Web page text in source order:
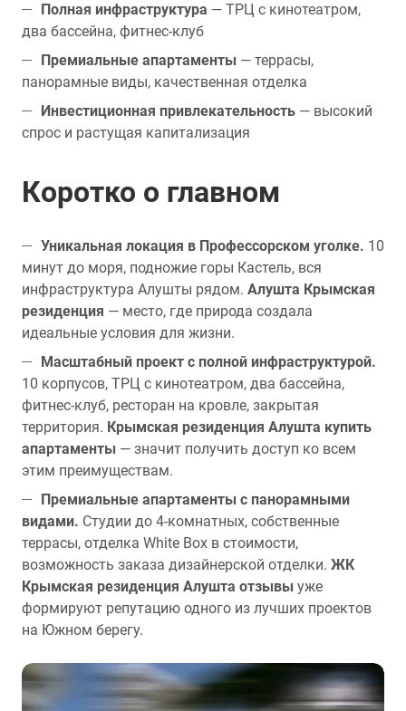
Полная инфраструктура — ТРЦ с кинотеатром,
два бассейна, фитнес-клуб
Премиальные апартаменты — террасы,
панорамные виды, качественная отделка
Инвестиционная привлекательность — высокий
спрос и растущая капитализация
Коротко о главном
Уникальная локация в Профессорском уголке. 10
минут до моря, подножие горы Кастель, вся
инфраструктура Алушты рядом. Алушта Крымская
резиденция — место, где природа создала
идеальные условия для жизни.
Масштабный проект с полной инфраструктурой.
10 корпусов, ТРЦ с кинотеатром, два бассейна,
фитнес-клуб, ресторан на кровле, закрытая
территория. Крымская резиденция Алушта купить
апартаменты — значит получить доступ ко всем
этим преимуществам.
Премиальные апартаменты с панорамными
видами. Студии до 4-комнатных, собственные
террасы, отделка White Box в стоимости,
возможность заказа дизайнерской отделки. ЖК
Крымская резиденция Алушта отзывы уже
формируют репутацию одного из лучших проектов
на Южном берегу.